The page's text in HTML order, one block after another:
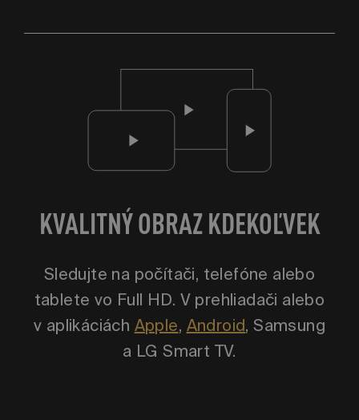
KVALITNÝ OBRAZ KDEKOĽVEK
Sledujte na počítači, telefóne alebo
tablete vo Full HD. V prehliadači alebo
v aplikáciách Apple, Android, Samsung
a LG Smart TV.